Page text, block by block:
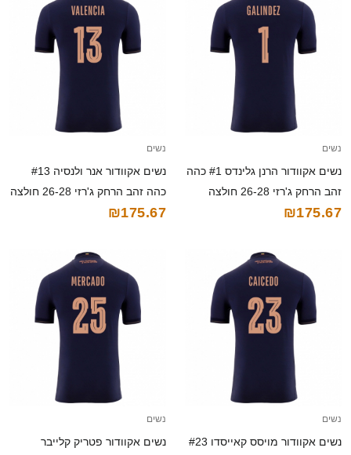
נשים
נשים אקוודור הרנן גלינדס #1 כהה
זהב הרחק ג'רזי 26-28 חולצה
קצרה
₪175.67
נשים
נשים אקוודור אנר ולנסיה #13
כהה זהב הרחק ג'רזי 26-28 חולצה
קצרה
₪175.67
נשים
נשים אקוודור מויסס קאייסדו #23
נשים
נשים אקוודור פטריק קלייבר